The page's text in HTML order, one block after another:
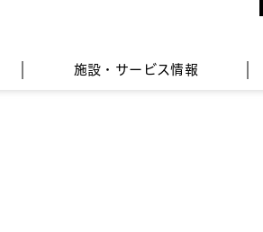
施設・サービス情報